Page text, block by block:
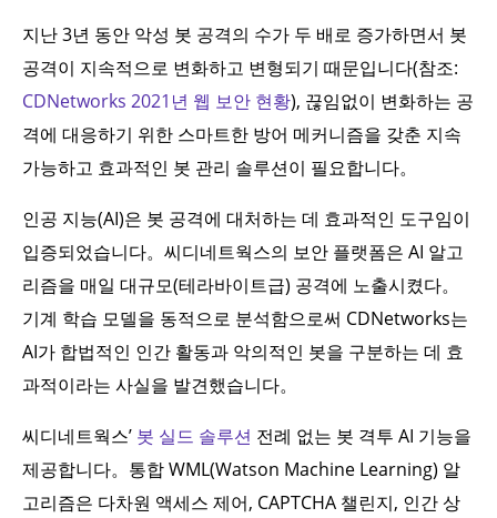
지난 3년 동안 악성 봇 공격의 수가 두 배로 증가하면서 봇
공격이 지속적으로 변화하고 변형되기 때문입니다(참조:
CDNetworks 2021년 웹 보안 현황), 끊임없이 변화하는 공
격에 대응하기 위한 스마트한 방어 메커니즘을 갖춘 지속
가능하고 효과적인 봇 관리 솔루션이 필요합니다。
인공 지능(AI)은 봇 공격에 대처하는 데 효과적인 도구임이
입증되었습니다。씨디네트웍스의 보안 플랫폼은 AI 알고
리즘을 매일 대규모(테라바이트급) 공격에 노출시켰다。
기계 학습 모델을 동적으로 분석함으로써 CDNetworks는
AI가 합법적인 인간 활동과 악의적인 봇을 구분하는 데 효
과적이라는 사실을 발견했습니다。
씨디네트웍스’ 봇 실드 솔루션 전례 없는 봇 격투 AI 기능을
제공합니다。통합 WML(Watson Machine Learning) 알
고리즘은 다차원 액세스 제어, CAPTCHA 챌린지, 인간 상